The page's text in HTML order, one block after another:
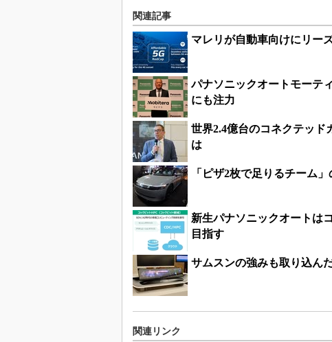
関連記事
マレリが自動車向けにリー
パナソニックオートモーテ
にも注力
世界2.4億台のコネクテッド
は
「ピザ2枚で足りるチーム
新生パナソニックオートは
目指す
サムスンの強みも取り込ん
関連リンク